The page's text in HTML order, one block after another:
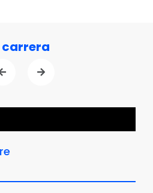
carrera